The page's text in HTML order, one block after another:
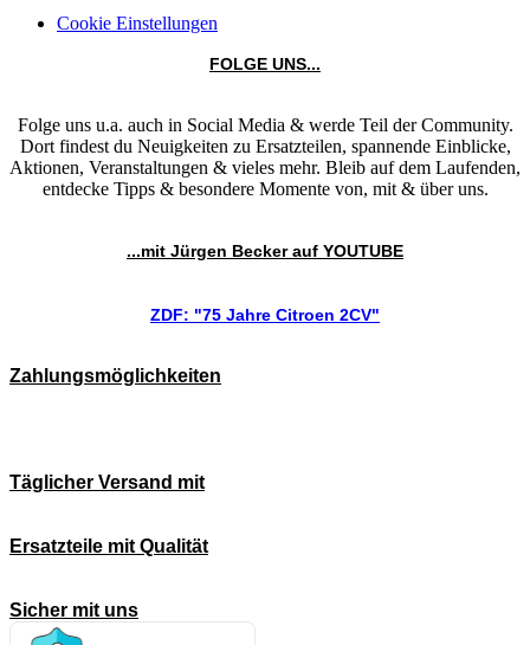
Cookie Einstellungen
FOLGE UNS...
Folge uns u.a. auch in Social Media & werde Teil der Community.
Dort findest du Neuigkeiten zu Ersatzteilen, spannende Einblicke,
Aktionen, Veranstaltungen & vieles mehr. Bleib auf dem Laufenden,
entdecke Tipps & besondere Momente von, mit & über uns.
...mit Jürgen Becker auf YOUTUBE
ZDF: "75 Jahre Citroen 2CV"
Zahlungsmöglichkeiten
Täglicher Versand mit
Ersatzteile mit Qualität
Sicher mit uns